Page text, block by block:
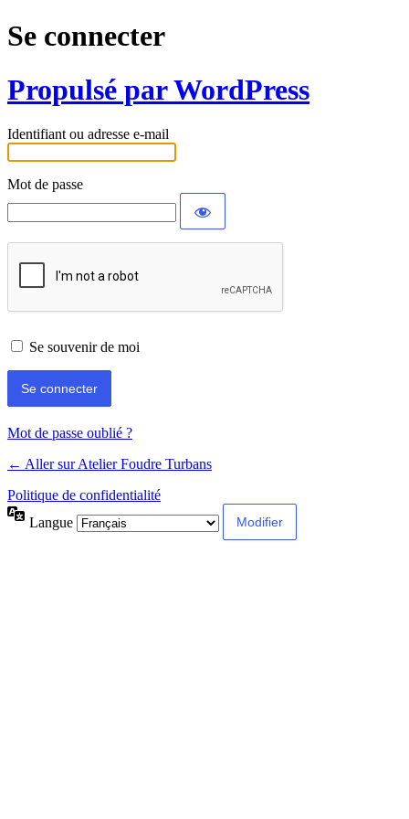
Se connecter
Propulsé par WordPress
Identifiant ou adresse e-mail
Mot de passe
Se souvenir de moi
Mot de passe oublié ?
← Aller sur Atelier Foudre Turbans
Politique de confidentialité
Langue